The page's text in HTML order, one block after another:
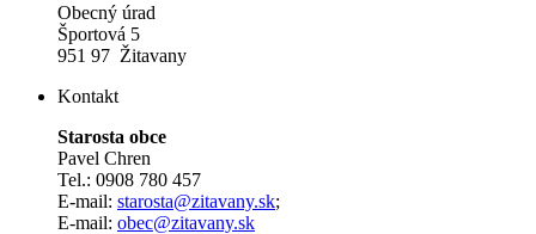
Obecný úrad
Športová 5
951 97 Žitavany
Kontakt
Starosta obce
Pavel Chren
Tel.: 0908 780 457
E-mail: starosta@zitavany.sk;
E-mail: obec@zitavany.sk